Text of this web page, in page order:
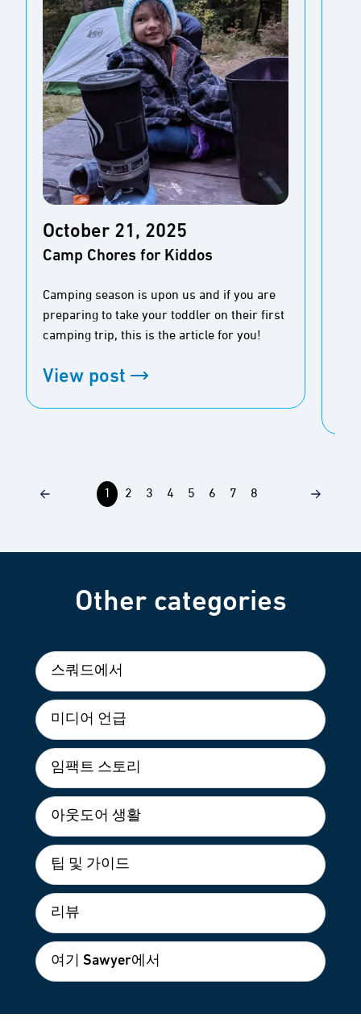
October 21, 2025
Camp Chores for Kiddos
Camping season is upon us and if you are
preparing to take your toddler on their first
camping trip, this is the article for you!
View post
1 2 3 4 5 6 7 8
Other categories
스쿼드에서
미디어 언급
임팩트 스토리
아웃도어 생활
팁 및 가이드
리뷰
여기 Sawyer에서